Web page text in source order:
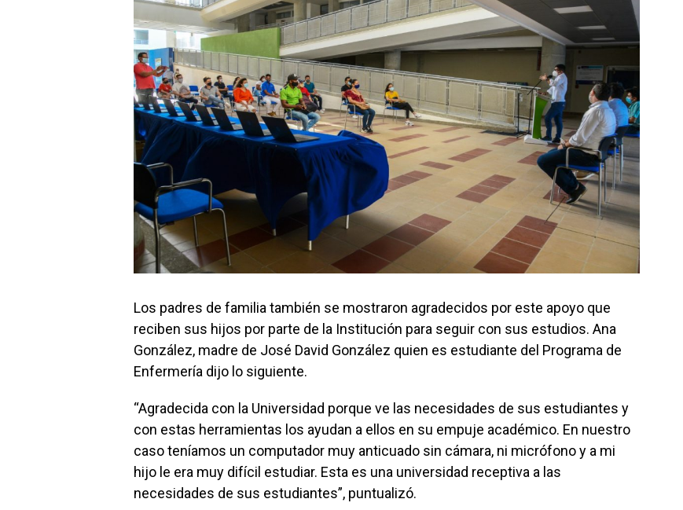
Los padres de familia también se mostraron agradecidos por este apoyo que
reciben sus hijos por parte de la Institución para seguir con sus estudios. Ana
González, madre de José David González quien es estudiante del Programa de
Enfermería dijo lo siguiente.
“Agradecida con la Universidad porque ve las necesidades de sus estudiantes y
con estas herramientas los ayudan a ellos en su empuje académico. En nuestro
caso teníamos un computador muy anticuado sin cámara, ni micrófono y a mi
hijo le era muy difícil estudiar. Esta es una universidad receptiva a las
necesidades de sus estudiantes”, puntualizó.